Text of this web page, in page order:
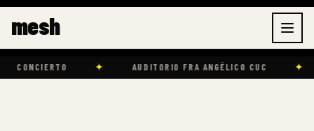
Ir
mesh
✦ AUDITORIO FRA ANGÉLICO CUC ✦